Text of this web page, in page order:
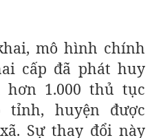
mô hình chính
cấp đã phát huy
1.000 thủ tục
huyện được
Sự thay đổi này